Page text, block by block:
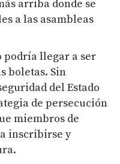
arriba donde se
a las asambleas
podría llegar a ser
boletas. Sin
del Estado
de persecución
miembros de
inscribirse y